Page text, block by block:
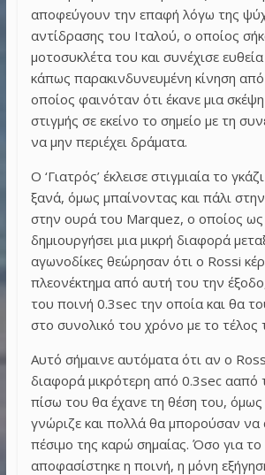
αποφεύγουν την επαφή λόγω της
αντίδρασης του Ιταλού, ο οποίος
μοτοσυκλέτα του και συνέχισε
κάπως παρακινδυνευμένη κίνηση
οποίος φαινόταν ότι έκανε μια
στιγμής σε εκείνο το σημείο με τη
να μην περιέχει δράματα.
O ‘Γιατρός’ έκλεισε στιγμιαία το
ξανά, όμως μπαίνοντας και πάλι
στην ουρά του Marquez, ο οποίος ως
δημιουργήσει μια μικρή διαφορά
αγωνοδίκες θεώρησαν ότι ο Rossi
πλεονέκτημα από αυτή του την
του ποινή 0.3sec την οποία και θα
στο συνολικό του χρόνο με το τέλος
Αυτό σήμαινε αυτόματα ότι αν ο
διαφορά μικρότερη από 0.3sec ααπό
πίσω του θα έχανε τη θέση του, όμως
γνώριζε και πολλά θα μπορούσαν
πέσιμο της καρώ σημαίας. Όσο για
αποφασίστηκε η ποινή, η μόνη